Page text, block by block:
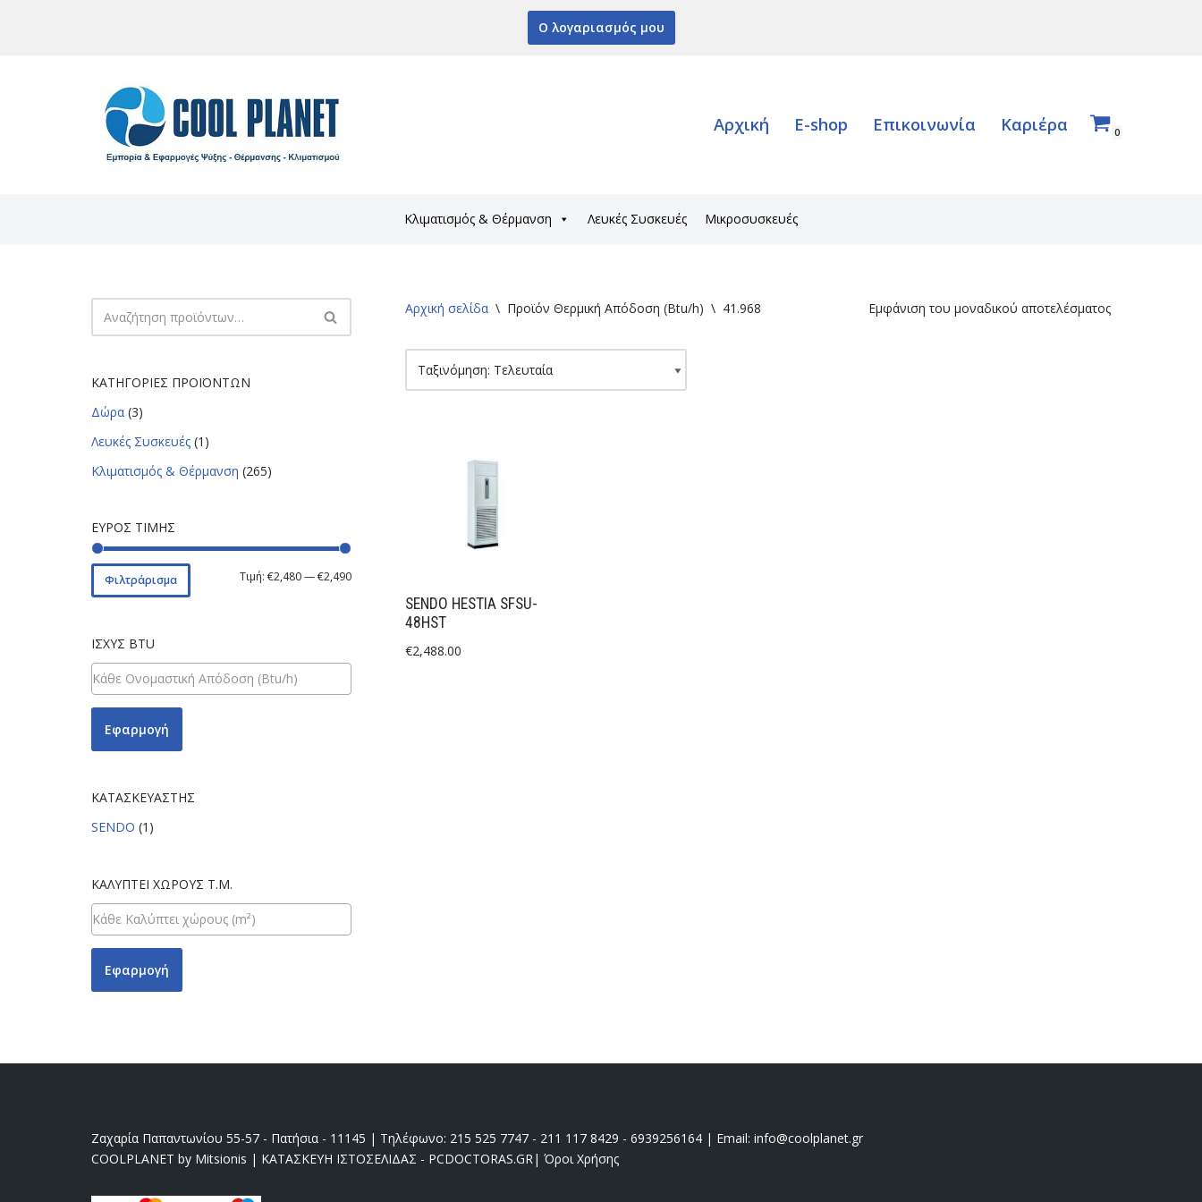
Ο λογαριασμός μου
Αρχική E-shop Επικοινωνία Καριέρα 0
Κλιματισμός & Θέρμανση Λευκές Συσκευές Μικροσυσκευές
ΚΑΤΗΓΟΡΊΕΣ ΠΡΟΪΌΝΤΩΝ
Δώρα (3)
Λευκές Συσκευές (1)
Κλιματισμός & Θέρμανση (265)
ΕΎΡΟΣ ΤΙΜΉΣ
Φιλτράρισμα Τιμή: €2,480—€2,490
ΙΣΧΎΣ BTU
Εφαρμογή
ΚΑΤΑΣΚΕΥΑΣΤΉΣ
SENDO (1)
ΚΑΛΎΠΤΕΙ ΧΏΡΟΥΣ Τ.Μ.
Εφαρμογή
Αρχική σελίδα \ Προϊόν Θερμική Απόδοση (Btu/h) \ 41.968 Εμφάνιση του μοναδικού αποτελέσματος
SENDO HESTIA SFSU-
48HST
€2,488.00
Ζαχαρία Παπαντωνίου 55-57 - Πατήσια - 11145 | Τηλέφωνο: 215 525 7747 - 211 117 8429 - 6939256164 | Email: info@coolplanet.gr
COOLPLANET by Mitsionis | ΚΑΤΑΣΚΕΥΗ ΙΣΤΟΣΕΛΙΔΑΣ - PCDOCTORAS.GR| Όροι Χρήσης